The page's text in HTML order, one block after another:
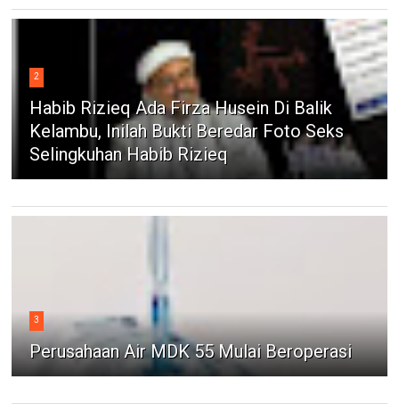
2
Habib Rizieq Ada Firza Husein Di Balik
Kelambu, Inilah Bukti Beredar Foto Seks
Selingkuhan Habib Rizieq
3
Perusahaan Air MDK 55 Mulai Beroperasi